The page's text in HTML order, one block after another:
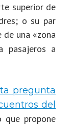
superior de
o su par
de una «zona
pasajeros a
pregunta
del
que propone